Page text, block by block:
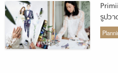
รูปว
สาว